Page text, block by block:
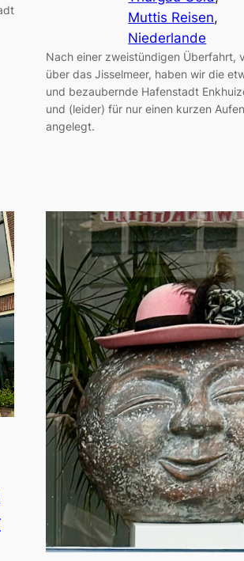
Muttis Reisen
Niederlande
Nach einer zweistündigen Überfahrt,
über das Jisselmeer, haben wir die
und bezaubernde Hafenstadt
und (leider) für nur einen kurzen
angelegt.